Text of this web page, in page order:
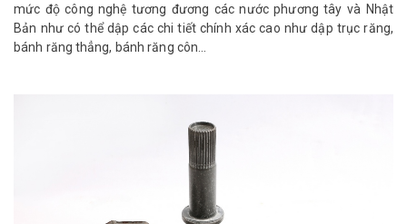
mức độ công nghệ tương đương các nước phương tây và Nhật
Bản như có thể dập các chi tiết chính xác cao như dập trục răng,
bánh răng thẳng, bánh răng côn...